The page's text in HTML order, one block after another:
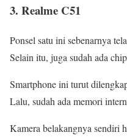
3. Realme C51
Ponsel satu ini sebenarnya
Selain itu, juga sudah ada
Smartphone ini turut
Lalu, sudah ada memori
Kamera belakangnya sendiri